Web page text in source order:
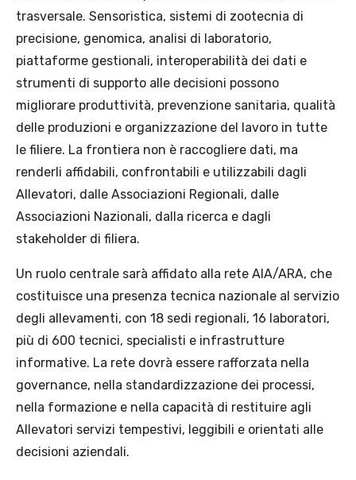
trasversale. Sensoristica, sistemi di zootecnia di
precisione, genomica, analisi di laboratorio,
piattaforme gestionali, interoperabilità dei dati e
strumenti di supporto alle decisioni possono
migliorare produttività, prevenzione sanitaria, qualità
delle produzioni e organizzazione del lavoro in tutte
le filiere. La frontiera non è raccogliere dati, ma
renderli affidabili, confrontabili e utilizzabili dagli
Allevatori, dalle Associazioni Regionali, dalle
Associazioni Nazionali, dalla ricerca e dagli
stakeholder di filiera.
Un ruolo centrale sarà affidato alla rete AIA/ARA, che
costituisce una presenza tecnica nazionale al servizio
degli allevamenti, con 18 sedi regionali, 16 laboratori,
più di 600 tecnici, specialisti e infrastrutture
informative. La rete dovrà essere rafforzata nella
governance, nella standardizzazione dei processi,
nella formazione e nella capacità di restituire agli
Allevatori servizi tempestivi, leggibili e orientati alle
decisioni aziendali.